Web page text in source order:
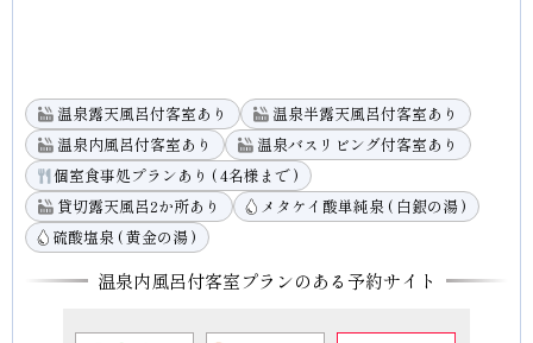
温泉露天風呂付客室あり
温泉半露天風呂付客室あり
温泉内風呂付客室あり
温泉バスリビング付客室あり
個室食事処プランあり ( 4名様まで )
貸切露天風呂2か所あり
メタケイ酸単純泉 ( 白銀の湯 )
硫酸塩泉 ( 黄金の湯 )
温泉内風呂付客室プランのある予約サイト